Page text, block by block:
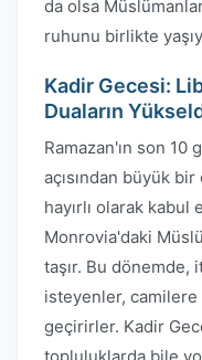
da olsa
ruhunu birlikte
Kadir Gecesi:
Duaların
Ramazan'ın son 10
açısından büyük
hayırlı olarak
Monrovia'daki
taşır. Bu dönemde,
isteyenler,
geçirirler. Kadir